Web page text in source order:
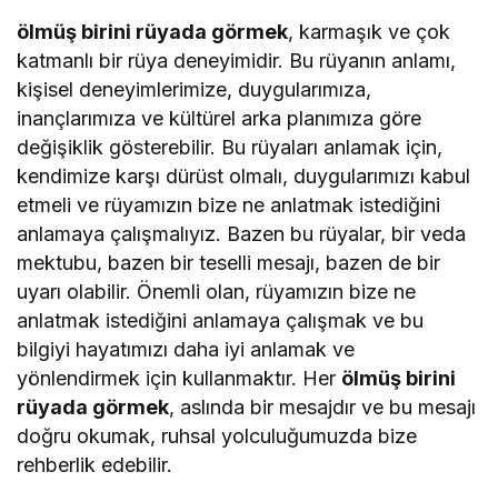
ölmüş birini rüyada görmek, karmaşık ve çok
katmanlı bir rüya deneyimidir. Bu rüyanın anlamı,
kişisel deneyimlerimize, duygularımıza,
inançlarımıza ve kültürel arka planımıza göre
değişiklik gösterebilir. Bu rüyaları anlamak için,
kendimize karşı dürüst olmalı, duygularımızı kabul
etmeli ve rüyamızın bize ne anlatmak istediğini
anlamaya çalışmalıyız. Bazen bu rüyalar, bir veda
mektubu, bazen bir teselli mesajı, bazen de bir
uyarı olabilir. Önemli olan, rüyamızın bize ne
anlatmak istediğini anlamaya çalışmak ve bu
bilgiyi hayatımızı daha iyi anlamak ve
yönlendirmek için kullanmaktır. Her ölmüş birini
rüyada görmek, aslında bir mesajdır ve bu mesajı
doğru okumak, ruhsal yolculuğumuzda bize
rehberlik edebilir.